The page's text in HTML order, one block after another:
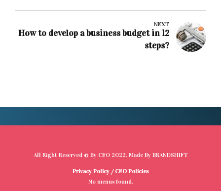
NEXT
How to develop a business budget in 12
steps?
All Right Reserved © By CEO2022. Made By BRANDSHIFT
Privacy Policy / CEO Policies
No menus found.